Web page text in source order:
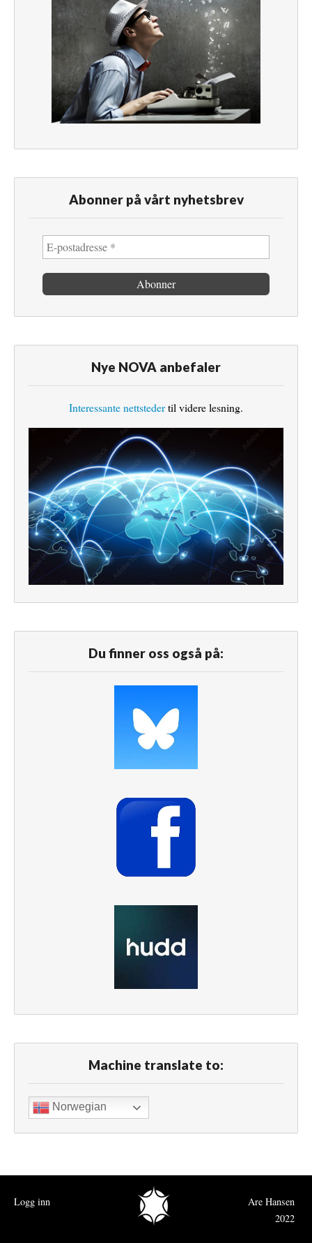
Abonner på vårt nyhetsbrev
Nye NOVA anbefaler
Interessante nettstedertil videre lesning.
Du finner oss også på:
Machine translate to:
Norwegian
Logg inn
Are Hansen
2022